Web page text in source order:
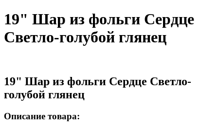
19" Шар из фольги Сердце
Светло-голубой глянец
19" Шар из фольги Сердце Светло-
голубой глянец
Описание товара: